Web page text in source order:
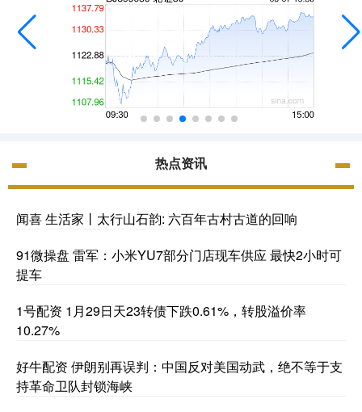
热点资讯
闻喜 生活家丨太行山石韵: 六百年古村古道的回响
91微操盘 雷军：小米YU7部分门店现车供应 最快2小时可
提车
1号配资 1月29日天23转债下跌0.61%，转股溢价率
10.27%
好牛配资 伊朗别再误判：中国反对美国动武，绝不等于支
持革命卫队封锁海峡